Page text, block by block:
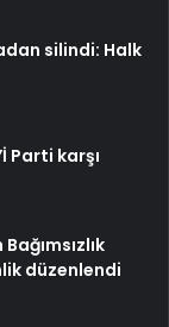
silindi: Halk
Parti karşı
düzenlendi